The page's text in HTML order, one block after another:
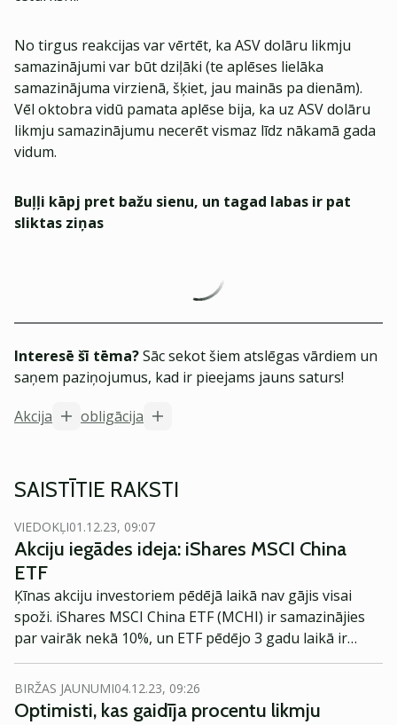
No tirgus reakcijas var vērtēt, ka ASV dolāru likmju
samazinājumi var būt dziļāki (te aplēses lielāka
samazinājuma virzienā, šķiet, jau mainās pa dienām).
Vēl oktobra vidū pamata aplēse bija, ka uz ASV dolāru
likmju samazinājumu necerēt vismaz līdz nākamā gada
vidum.
Buļļi kāpj pret bažu sienu, un tagad labas ir pat
sliktas ziņas
Interesē šī tēma?Sāc sekot šiem atslēgas vārdiem un
saņem paziņojumus, kad ir pieejams jauns saturs!
Akcija
obligācija
SAISTĪTIE RAKSTI
VIEDOKĻI01.12.23, 09:07
Akciju iegādes ideja: iShares MSCI China
ETF
Ķīnas akciju investoriem pēdējā laikā nav gājis visai
spoži. iShares MSCI China ETF (MCHI) ir samazinājies
par vairāk nekā 10%, un ETF pēdējo 3 gadu laikā ir
radījis negatīvu gada atdevi -17.4% apmērā. Tomēr
priekšā varētu būt gaidāmi labāki laiki.
BIRŽAS JAUNUMI04.12.23, 09:26
Optimisti, kas gaidīja procentu likmju